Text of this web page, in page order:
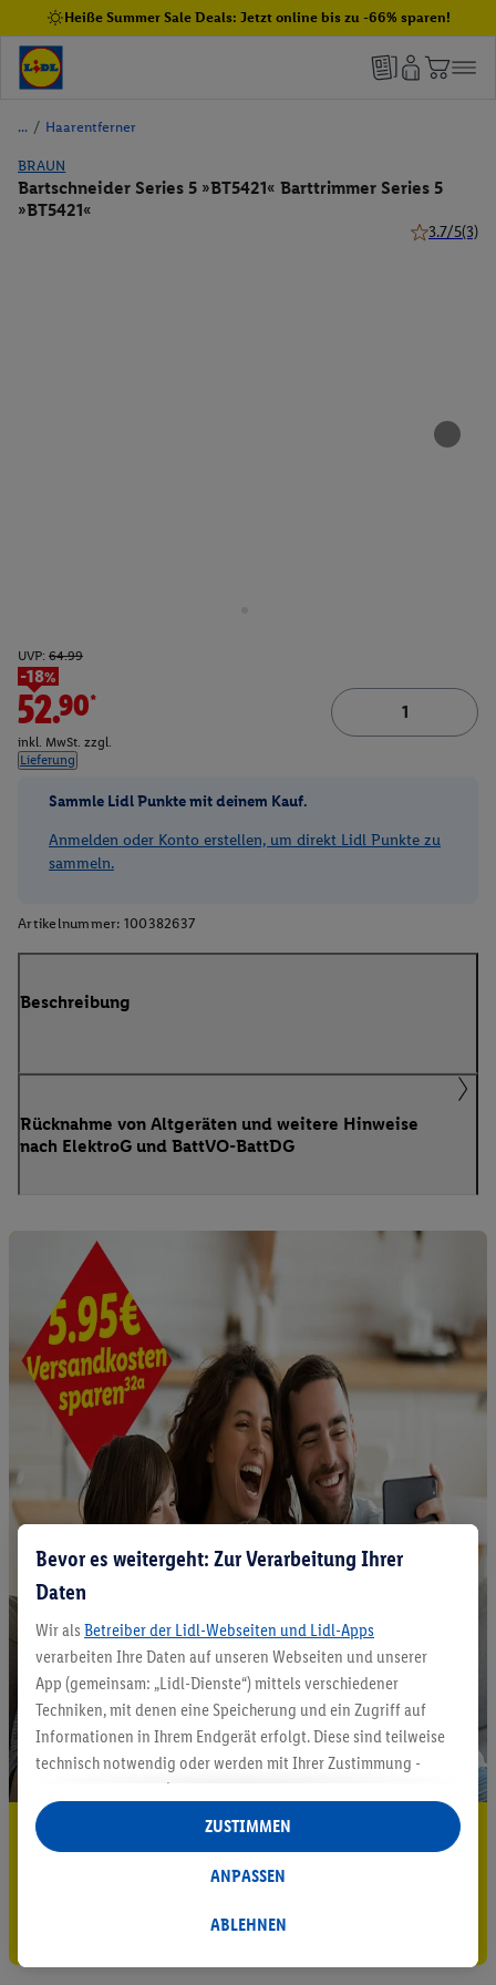
Heiße Summer Sale Deals: Jetzt online bis zu -66% sparen!
/ Haarentferner
BRAUN
Bartschneider Series 5 »BT5421« Barttrimmer Series 5
»BT5421«
3.7/5(3)
UVP: 64.99
-18%
52.90*
inkl. MwSt. zzgl.
Lieferung
Sammle Lidl Punkte mit deinem Kauf.
Anmelden oder Konto erstellen, um direkt Lidl Punkte zu
sammeln.
Artikelnummer: 100382637
Beschreibung
Rücknahme von Altgeräten und weitere Hinweise
nach ElektroG und BattVO-BattDG
5.95 € Versand sparen³²ᵃ
Jetzt zum Newsletter anmelden
Gutschein sichern!
Bevor es weitergeht: Zur Verarbeitung Ihrer
Daten
Wir als Betreiber der Lidl-Webseiten und Lidl-Apps
verarbeiten Ihre Daten auf unseren Webseiten und unserer
App (gemeinsam: „Lidl-Dienste“) mittels verschiedener
Techniken, mit denen eine Speicherung und ein Zugriff auf
Informationen in Ihrem Endgerät erfolgt. Diese sind teilweise
technisch notwendig oder werden mit Ihrer Zustimmung -
auch durch Partner (u.a.
Verantwortliche; im Zusammenhang mit dem IAB TCF
insgesamt
Statistik-Erstellung oder für personalisierte Werbung
Datenverarbeitungen für personalisierte Werbung werden
ABLEHNEN
ANPASSEN
ZUSTIMMEN